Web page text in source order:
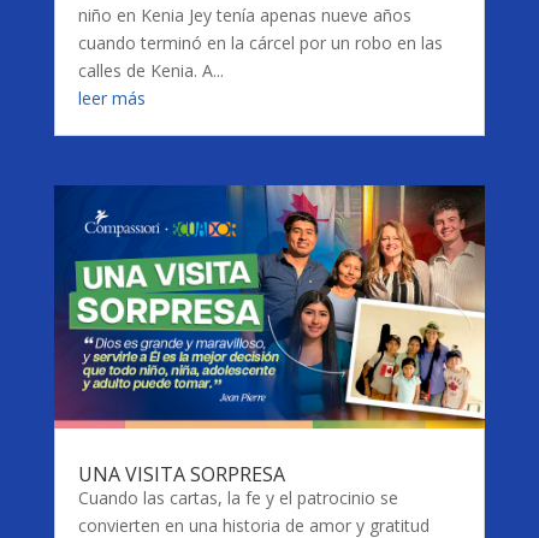
niño en Kenia Jey tenía apenas nueve años
cuando terminó en la cárcel por un robo en las
calles de Kenia. A...
leer más
UNA VISITA SORPRESA
Cuando las cartas, la fe y el patrocinio se
convierten en una historia de amor y gratitud